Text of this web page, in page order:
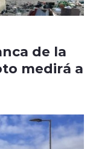
de la
medirá a